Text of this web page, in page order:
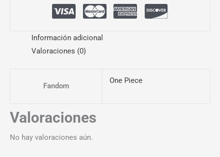
Información adicional
Valoraciones (0)
Fandom
One Piece
Valoraciones
No hay valoraciones aún.